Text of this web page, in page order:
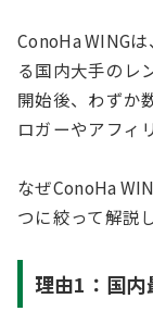
ConoHa WING
る国内大手のレ
開始後、わずか
ロガーやアフィ
なぜConoHa
つに絞って解説
理由1：国